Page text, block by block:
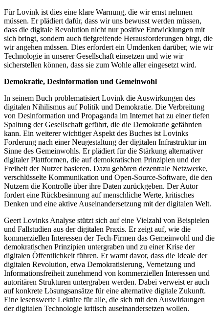
Für Lovink ist dies eine klare Warnung, die wir ernst nehmen
müssen. Er plädiert dafür, dass wir uns bewusst werden müssen,
dass die digitale Revolution nicht nur positive Entwicklungen mit
sich bringt, sondern auch tiefgreifende Herausforderungen birgt, die
wir angehen müssen. Dies erfordert ein Umdenken darüber, wie wir
Technologie in unserer Gesellschaft einsetzen und wie wir
sicherstellen können, dass sie zum Wohle aller eingesetzt wird.
Demokratie, Desinformation und Gemeinwohl
In seinem Buch problematisiert Lovink die Auswirkungen des
digitalen Nihilismus auf Politik und Demokratie. Die Verbreitung
von Desinformation und Propaganda im Internet hat zu einer tiefen
Spaltung der Gesellschaft geführt, die die Demokratie gefährden
kann. Ein weiterer wichtiger Aspekt des Buches ist Lovinks
Forderung nach einer Neugestaltung der digitalen Infrastruktur im
Sinne des Gemeinwohls. Er plädiert für die Stärkung alternativer
digitaler Plattformen, die auf demokratischen Prinzipien und der
Freiheit der Nutzer basieren. Dazu gehören dezentrale Netzwerke,
verschlüsselte Kommunikation und Open-Source-Software, die den
Nutzern die Kontrolle über ihre Daten zurückgeben. Der Autor
fordert eine Rückbesinnung auf menschliche Werte, kritisches
Denken und eine aktive Auseinandersetzung mit der digitalen Welt.
Geert Lovinks Analyse stützt sich auf eine Vielzahl von Beispielen
und Fallstudien aus der digitalen Praxis. Er zeigt auf, wie die
kommerziellen Interessen der Tech-Firmen das Gemeinwohl und die
demokratischen Prinzipien untergraben und zu einer Krise der
digitalen Öffentlichkeit führen. Er warnt davor, dass die Ideale der
digitalen Revolution, etwa Demokratisierung, Vernetzung und
Informationsfreiheit zunehmend von kommerziellen Interessen und
autoritären Strukturen untergraben werden. Dabei verweist er auch
auf konkrete Lösungsansätze für eine alternative digitale Zukunft.
Eine lesenswerte Lektüre für alle, die sich mit den Auswirkungen
der digitalen Technologie kritisch auseinandersetzen wollen.